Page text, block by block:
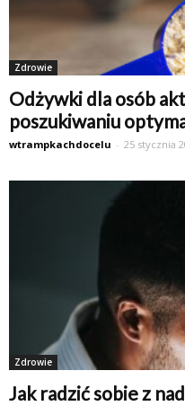
Zdrowie
Odżywki dla osób
poszukiwaniu
wtrampkachdocelu - 25 stycznia
Zdrowie
Jak radzić sobie z